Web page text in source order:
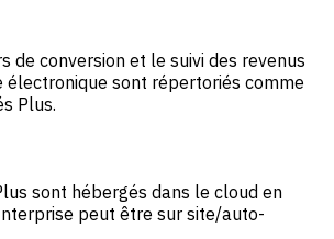
de conversion et le suivi des revenus
électronique sont répertoriés comme
Plus.
sont hébergés dans le cloud en
peut être sur site/auto-